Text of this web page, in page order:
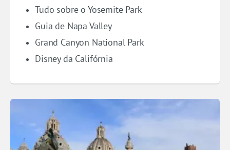
Tudo sobre o Yosemite Park
Guia de Napa Valley
Grand Canyon National Park
Disney da Califórnia